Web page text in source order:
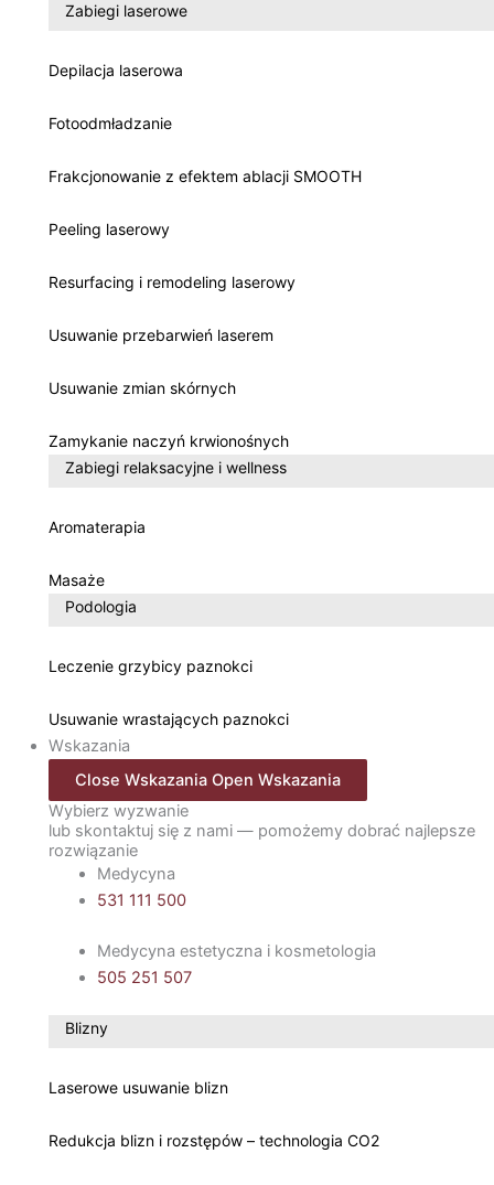
Zabiegi laserowe
Depilacja laserowa
Fotoodmładzanie
Frakcjonowanie z efektem ablacji SMOOTH
Peeling laserowy
Resurfacing i remodeling laserowy
Usuwanie przebarwień laserem
Usuwanie zmian skórnych
Zamykanie naczyń krwionośnych
Zabiegi relaksacyjne i wellness
Aromaterapia
Masaże
Podologia
Leczenie grzybicy paznokci
Usuwanie wrastających paznokci
Wskazania
Close Wskazania Open Wskazania
Wybierz wyzwanie
lub skontaktuj się z nami — pomożemy dobrać najlepsze
rozwiązanie
Medycyna
531 111 500
Medycyna estetyczna i kosmetologia
505 251 507
Blizny
Laserowe usuwanie blizn
Redukcja blizn i rozstępów – technologia CO2